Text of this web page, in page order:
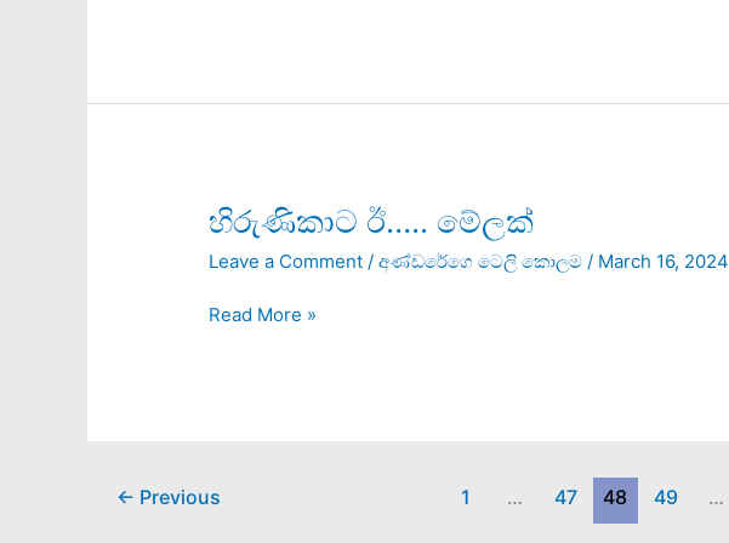
හිරුණිකාට ඊ….. මේලක්
Leave a Comment /අණ්ඩරේගෙ ටෙලි කොලම / March 16, 2024
හිරුණිකාට
මේලක්
Read More »
← Previous 1 … 47 48 49 …